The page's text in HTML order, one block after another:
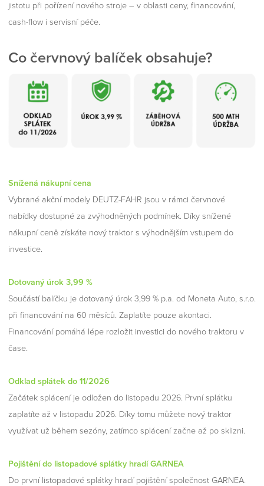
jistotu při pořízení nového stroje – v oblasti ceny, financování,
cash-flow i servisní péče.
Co červnový balíček obsahuje?
Snížená nákupní cena
Vybrané akční modely DEUTZ-FAHR jsou v rámci červnové
nabídky dostupné za zvýhodněných podmínek. Díky snížené
nákupní ceně získáte nový traktor s výhodnějším vstupem do
investice.
Dotovaný úrok 3,99 %
Součástí balíčku je dotovaný úrok 3,99 % p.a. od Moneta Auto, s.r.o.
při financování na 60 měsíců. Zaplatíte pouze akontaci.
Financování pomáhá lépe rozložit investici do nového traktoru v
čase.
Odklad splátek do 11/2026
Začátek splácení je odložen do listopadu 2026. První splátku
zaplatíte až v listopadu 2026. Díky tomu můžete nový traktor
využívat už během sezóny, zatímco splácení začne až po sklizni.
Pojištění do listopadové splátky hradí GARNEA
Do první listopadové splátky hradí pojištění společnost GARNEA.